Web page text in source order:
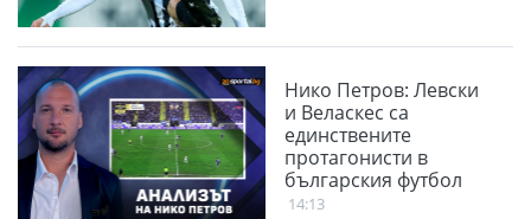
Нико Петров: Левски
и Веласкес са
единствените
протагонисти в
българския футбол
14:13